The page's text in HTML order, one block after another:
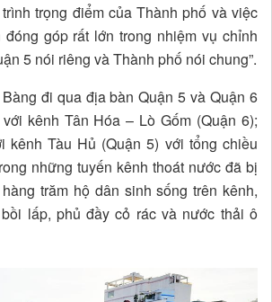
trọng điểm của Thành phố và việc
góp rất lớn trong nhiệm vụ chỉnh
5 nói riêng và Thành phố nói chung”.
đi qua địa bàn Quận 5 và Quận 6
kênh Tân Hóa – Lò Gốm (Quận 6);
kênh Tàu Hủ (Quận 5) với tổng chiều
những tuyến kênh thoát nước đã bị
trăm hộ dân sinh sống trên kênh,
lấp, phủ đầy cỏ rác và nước thải ô